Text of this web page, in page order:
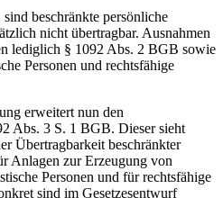
beschränkte persönliche
nicht übertragbar. Ausnahmen
lediglich § 1092 Abs. 2 BGB sowie
Personen und rechtsfähige
erweitert nun den
Abs. 3 S. 1 BGB. Dieser sieht
Übertragbarkeit beschränkter
Anlagen zur Erzeugung von
Personen und für rechtsfähige
sind im Gesetzesentwurf